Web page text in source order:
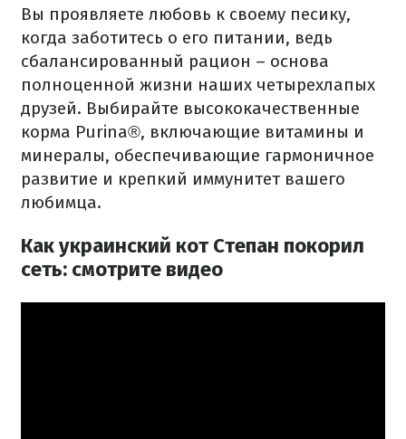
Вы проявляете любовь к своему песику,
когда заботитесь о его питании, ведь
сбалансированный рацион – основа
полноценной жизни наших четырехлапых
друзей. Выбирайте высококачественные
корма Purina®, включающие витамины и
минералы, обеспечивающие гармоничное
развитие и крепкий иммунитет вашего
любимца.
Как украинский кот Степан покорил
сеть: смотрите видео